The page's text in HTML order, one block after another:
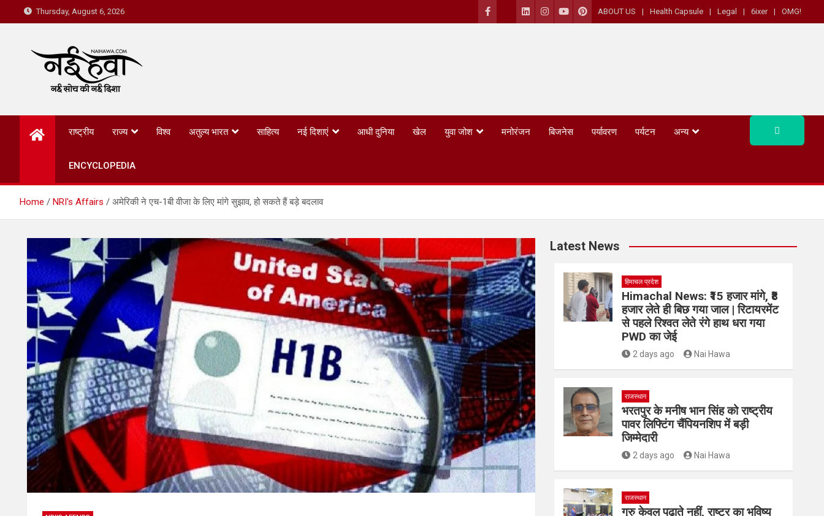
Thursday, August 6, 2026 ABOUT US Health Capsule Legal 6ixer OMG!
Nai Hawa
राष्ट्रीय राज्य विश्व अतुल्य भारत साहित्य नई दिशाएं आधी दुनिया खेल युवा जोश मनोरंजन बिजनेस पर्यावरण पर्यटन अन्य
ENCYCLOPEDIA
Home NRI's Affairs अमेरिकी ने एच-1बी वीजा के लिए मांगे सुझाव, हो सकते हैं बड़े बदलाव
Latest News
हिमाचल प्रदेश
Himachal News: ₹15 हजार मांगे, ₹8
हजार लेते ही बिछ गया जाल | रिटायरमेंट
से पहले रिश्वत लेते रंगे हाथ धरा गया
PWD का जेई
2 days ago Nai Hawa
राजस्थान
भरतपुर के मनीष भान सिंह को राष्ट्रीय
पावर लिफ्टिंग चैंपियनशिप में बड़ी
जिम्मेदारी
2 days ago Nai Hawa
राजस्थान
गुरु केवल पढ़ाते नहीं, राष्ट्र का भविष्य